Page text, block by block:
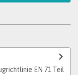
EN 71 Teil